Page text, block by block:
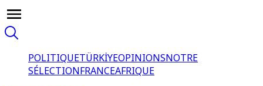
POLITIQUETÜRKİYEOPINIONSNOTRE
SÉLECTIONFRANCEAFRIQUE